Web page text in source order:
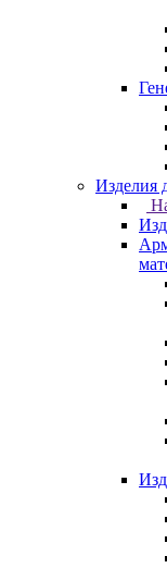
Изделия